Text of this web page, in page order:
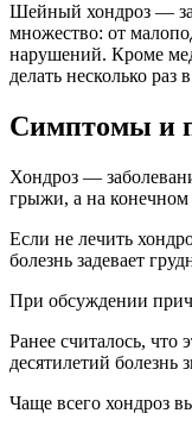
Шейный хондроз —
множество: от
нарушений. Кроме
делать несколько
Симптомы и
Хондроз —
грыжи, а на конечном
Если не лечить
болезнь задевает
При обсуждении
Ранее считалось,
десятилетий
Чаще всего хондроз